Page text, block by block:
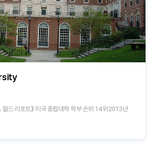
드 리포트》 미국 종합대학 학부 순위 14위2013년